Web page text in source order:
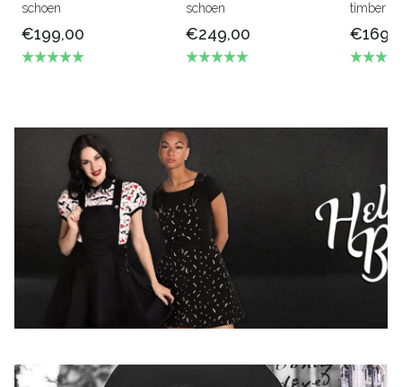
schoen
€199,00
schoen
€249,00
timber